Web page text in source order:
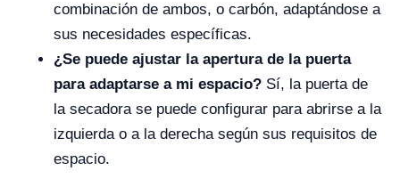
combinación de ambos, o carbón, adaptándose a
sus necesidades específicas.
¿Se puede ajustar la apertura de la puerta
para adaptarse a mi espacio? Sí, la puerta de
la secadora se puede configurar para abrirse a la
izquierda o a la derecha según sus requisitos de
espacio.